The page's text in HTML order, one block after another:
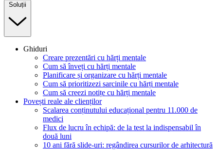
Soluții
Ghiduri
Creare prezentări cu hărți mentale
Cum să înveți cu hărți mentale
Planificare și organizare cu hărți mentale
Cum să prioritizezi sarcinile cu hărți mentale
Cum să creezi notițe cu hărți mentale
Povești reale ale clienților
Scalarea conținutului educațional pentru 11.000 de
medici
Flux de lucru în echipă: de la test la indispensabil în
două luni
10 ani fără slide-uri: regândirea cursurilor de arhitectură